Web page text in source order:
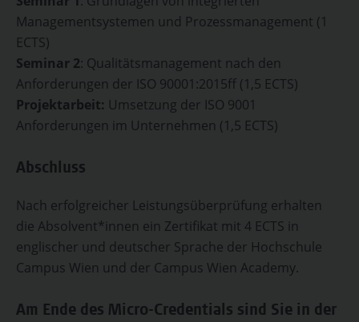
Managementsystemen und Prozessmanagement (1
ECTS)
Seminar 2: Qualitätsmanagement nach den
Anforderungen der ISO 90001:2015ff (1,5 ECTS)
Projektarbeit: Umsetzung der ISO 9001
Anforderungen im Unternehmen (1,5 ECTS)
Abschluss
Nach erfolgreicher Leistungsüberprüfung erhalten
die Absolvent*innen ein Zertifikat mit 4 ECTS in
englischer und deutscher Sprache der Hochschule
Campus Wien und der Campus Wien Academy.
Am Ende des Micro-Credentials sind Sie in der